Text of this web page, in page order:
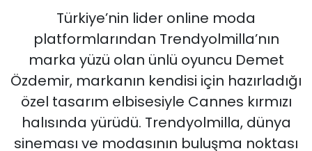
Türkiye’nin lider online moda
platformlarından Trendyolmilla’nın
marka yüzü olan ünlü oyuncu Demet
Özdemir, markanın kendisi için hazırladığı
özel tasarım elbisesiyle Cannes kırmızı
halısında yürüdü. Trendyolmilla, dünya
sineması ve modasının buluşma noktası